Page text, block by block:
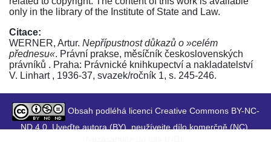
only in the library of the Institute of State and Law.
Citace:
WERNER, Artur. Nepřípustnost důkazů o »celém
přednesu«. Právní prakse, měsíčník československých
právníků . Praha: Právnické knihkupectví a nakladatelství
V. Linhart , 1936-37, svazek/ročník 1, s. 245-246.
Obsah podléhá licenci Creative Commons BY-NC-
ND 4.0. Uveďte autora (BY), neužívejte dílo komerčně (NC),